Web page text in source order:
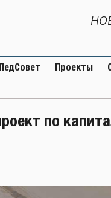
ПедСовет Проекты
по